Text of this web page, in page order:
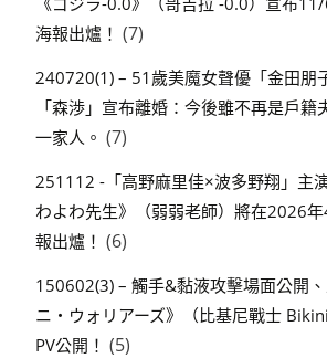
海報出爐！ (7)
240720(1) – 51歲美魔女聲優「金田朋
「森渉」宣布離婚：今後雖不再是戶籍
一家人。 (7)
251112 -「高野麻里佳×波多野翔」主
わよわ先生》（弱弱老師）將在2026
報出爐！ (6)
150602(3) – 觸手&黏液攻擊場面公開
ニ・ウォリアーズ》（比基尼戰士
PV公開！ (5)